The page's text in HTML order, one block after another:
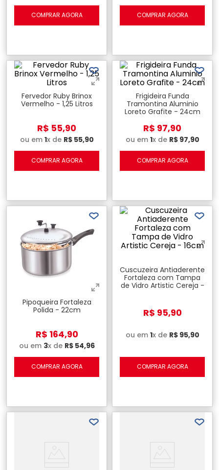
COMPRAR AGORA COMPRAR AGORA
Fervedor Ruby Brinox
Vermelho - 1,25 Litros
R$ 55,90
ou em 1x de R$ 55,90
COMPRAR AGORA
Frigideira Funda
Tramontina Aluminio
Loreto Grafite - 24cm
R$ 97,90
ou em 1x de R$ 97,90
COMPRAR AGORA
Pipoqueira Fortaleza
Polida - 22cm
R$ 164,90
ou em 3x de R$ 54,96
COMPRAR AGORA
Cuscuzeira Antiaderente
Fortaleza com Tampa
de Vidro Artistic Cereja -
R$ 95,90
ou em 1x de R$ 95,90
COMPRAR AGORA